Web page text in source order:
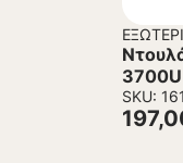
3700U
SKU: